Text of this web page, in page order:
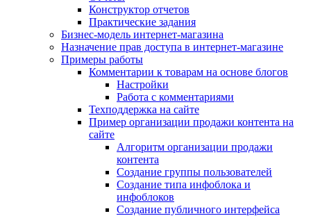
Конструктор отчетов
Практические задания
Бизнес-модель интернет-магазина
Назначение прав доступа в интернет-магазине
Примеры работы
Комментарии к товарам на основе блогов
Настройки
Работа с комментариями
Техподдержка на сайте
Пример организации продажи контента на
сайте
Алгоритм организации продажи
контента
Создание группы пользователей
Создание типа инфоблока и
инфоблоков
Создание публичного интерфейса